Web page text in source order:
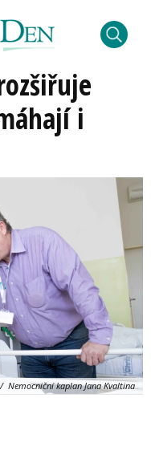
i
kaplan Jana Kvaltina